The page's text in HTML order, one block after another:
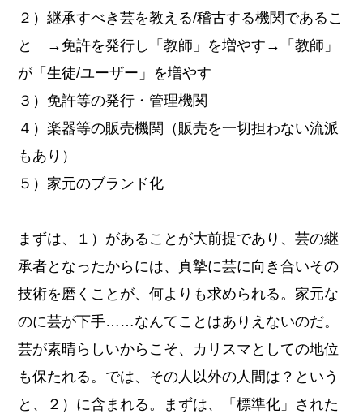
２）継承すべき芸を教える/稽古する機関であるこ
と →免許を発行し「教師」を増やす→「教師」
が「生徒/ユーザー」を増やす
３）免許等の発行・管理機関
４）楽器等の販売機関（販売を一切担わない流派
もあり）
５）家元のブランド化
まずは、１）があることが大前提であり、芸の継
承者となったからには、真摯に芸に向き合いその
技術を磨くことが、何よりも求められる。家元な
のに芸が下手……なんてことはありえないのだ。
芸が素晴らしいからこそ、カリスマとしての地位
も保たれる。では、その人以外の人間は？という
と、２）に含まれる。まずは、「標準化」された